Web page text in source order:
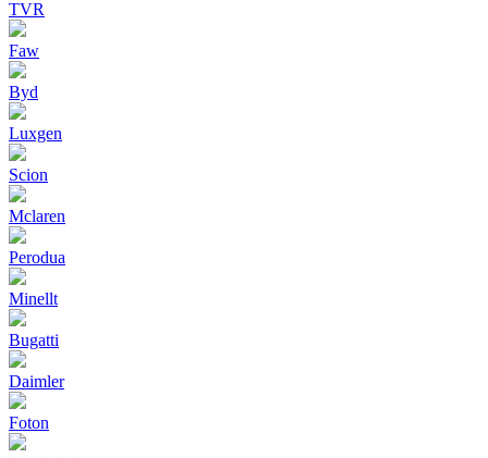
TVR
Faw
Byd
Luxgen
Scion
Mclaren
Perodua
Minellt
Bugatti
Daimler
Foton